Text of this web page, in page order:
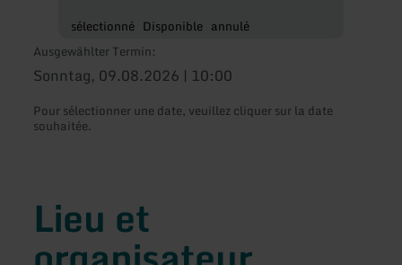
sélectionné Disponible annulé
Ausgewählter Termin:
Sonntag, 09.08.2026 | 10:00
Pour sélectionner une date, veuillez cliquer sur la date
souhaitée.
Lieu et